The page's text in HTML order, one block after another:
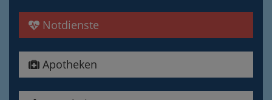
Notdienste
Apotheken